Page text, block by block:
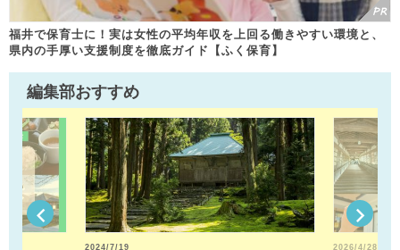
福井で保育士に！実は女性の平均年収を上回る働きやすい環境と、
県内の手厚い支援制度を徹底ガイド【ふく保育】
編集部おすすめ
2024/7/19 2026/4/28